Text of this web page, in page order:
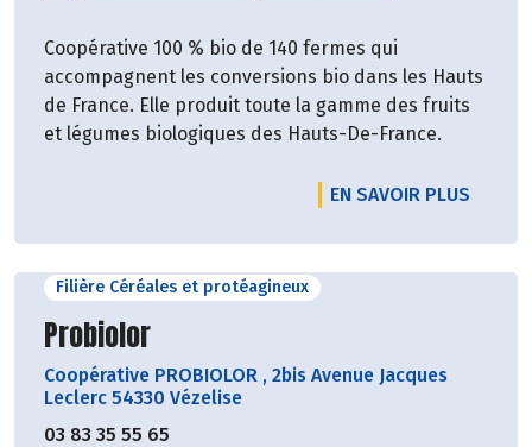
Coopérative 100 % bio de 140 fermes qui
accompagnent les conversions bio dans les Hauts
de France. Elle produit toute la gamme des fruits
et légumes biologiques des Hauts-De-France.
EN SAVOIR PLUS
Filière Céréales et protéagineux
Découvrir le producteur
Probiolor
Coopérative PROBIOLOR , 2bis Avenue Jacques
Leclerc 54330 Vézelise
03 83 35 55 65